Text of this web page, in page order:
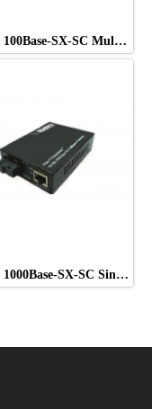
UTP To 100Base-SX-SC Multi Mode ยี่ห้อ WIDEN
UTP To 1000Base-SX-SC Single Mode ยี่ห้อ WIDEN